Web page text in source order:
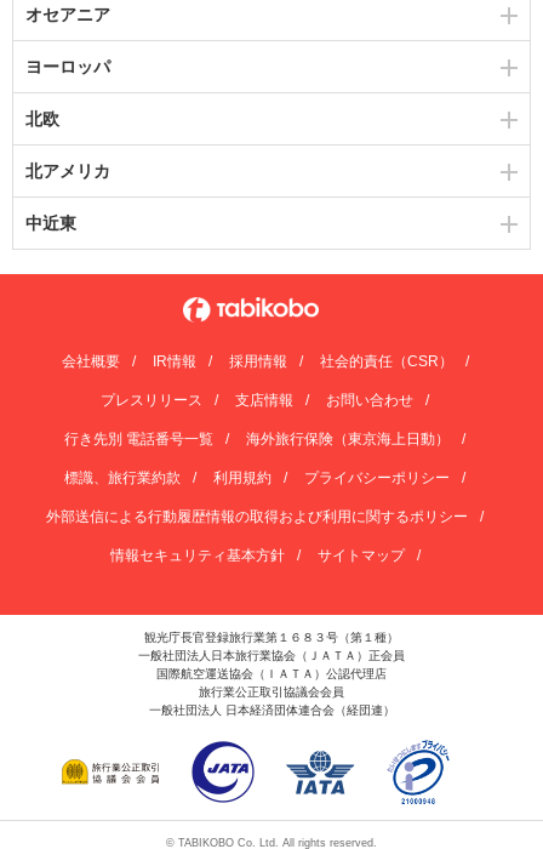
オセアニア
ヨーロッパ
北欧
北アメリカ
中近東
会社概要 IR情報 採用情報 社会的責任（CSR）
プレスリリース 支店情報 お問い合わせ
行き先別 電話番号一覧 海外旅行保険（東京海上日動）
標識、旅行業約款 利用規約 プライバシーポリシー
外部送信による行動履歴情報の取得および利用に関するポリシー
情報セキュリティ基本方針 サイトマップ
観光庁長官登録旅行業第１６８３号（第１種）
一般社団法人日本旅行業協会（ＪＡＴＡ）正会員
国際航空運送協会（ＩＡＴＡ）公認代理店
旅行業公正取引協議会会員
一般社団法人 日本経済団体連合会（経団連）
© TABIKOBO Co. Ltd. All rights reserved.